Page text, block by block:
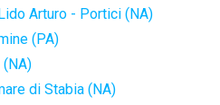
Arturo - Portici (NA)
(PA)
di Stabia (NA)